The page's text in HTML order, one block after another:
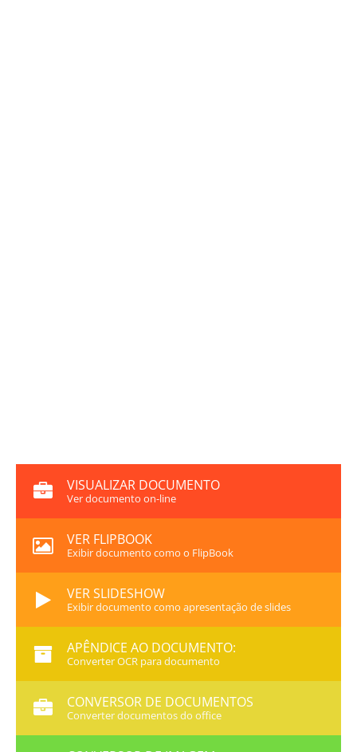
VISUALIZAR DOCUMENTO
Ver documento on-line
VER FLIPBOOK
Exibir documento como o FlipBook
VER SLIDESHOW
Exibir documento como apresentação de slides
APÊNDICE AO DOCUMENTO:
Converter OCR para documento
CONVERSOR DE DOCUMENTOS
Converter documentos do office